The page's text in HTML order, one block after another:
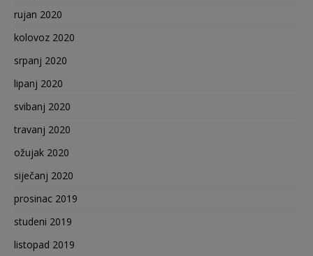
rujan 2020
kolovoz 2020
srpanj 2020
lipanj 2020
svibanj 2020
travanj 2020
ožujak 2020
siječanj 2020
prosinac 2019
studeni 2019
listopad 2019